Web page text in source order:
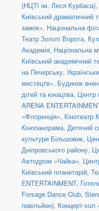
(НЦТІ ім. Леся Курбаса),
Київський драматичний
замок», Національна
Театр Золоті Ворота,
Академія, Національна
Київський академічний
на Печерську,
мистецтв», Будинок
дітей та юнацтва, Центр
ARENA
«Флоренція», Кінотеатр
Кінопанорама, Дитячий
культури Більшовик,
Дніпровського району,
Автодром «Чайка»,
Київський планетарій,
ENTERTAINMENT,
Forsage Dance Club,
павільйон), Концерт-хол